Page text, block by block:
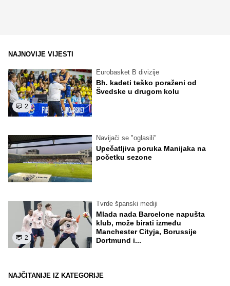
NAJNOVIJE VIJESTI
2
Eurobasket B divizije
Bh. kadeti teško poraženi od
Švedske u drugom kolu
Navijači se "oglasili"
Upečatljiva poruka Manijaka na
početku sezone
2
Tvrde španski mediji
Mlada nada Barcelone napušta
klub, može birati između
Manchester Cityja, Borussije
Dortmund i...
NAJČITANIJE IZ KATEGORIJE